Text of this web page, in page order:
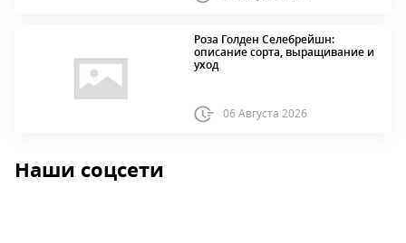
Роза Голден Селебрейшн:
описание сорта, выращивание и
уход
06 Августа 2026
Наши соцсети